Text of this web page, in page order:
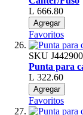
L 666.80
Agregar
Favoritos
SKU
Punta para
L 322.60
Agregar
Favoritos